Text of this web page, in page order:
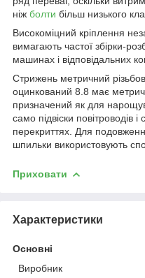
ніж болти більш низького
Високоміцний кріплення
вимагають частої збірки-
машинах і відповідальних
Стрижень метричний
оцинкований 8.8 має
призначений як для
само підвіски повітроводів
перекриттях. Для
шпильки використовують
Приховати
Характеристики
Основні
Виробник